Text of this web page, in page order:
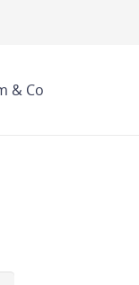
& Co